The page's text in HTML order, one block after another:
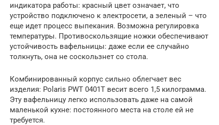
индикатора работы: красный цвет означает, что
устройство подключено к электросети, а зеленый – что
еще идет процесс выпекания. Возможна регулировка
температуры. Противоскользящие ножки обеспечивают
устойчивость вафельницы: даже если ее случайно
толкнуть, она не соскользнет со стола.
Комбинированный корпус сильно облегчает вес
изделия: Polaris PWT 0401T весит всего 1,5 килограмма.
Эту вафельницу легко использовать даже на самой
маленькой кухне: постоянного места на столе ей не
требуется.